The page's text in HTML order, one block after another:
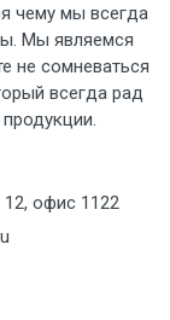
чему мы всегда
Мы являемся
не сомневаться
всегда рад
офис 1122